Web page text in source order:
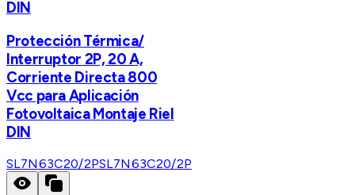
DIN
Protección Térmica/
Interruptor 2P, 20 A,
Corriente Directa 800
Vcc para Aplicación
Fotovoltaica Montaje Riel
DIN
SL7N63C20/2PSL7N63C20/2P